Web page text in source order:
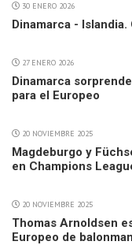
30 ENERO 2026
Dinamarca -
27 ENERO 2026
Dinamarca
para el Europeo
20 NOVIEMBRE 2025
Magdeburgo y
en Champions
20 NOVIEMBRE 2025
Thomas Arnoldsen
Europeo de